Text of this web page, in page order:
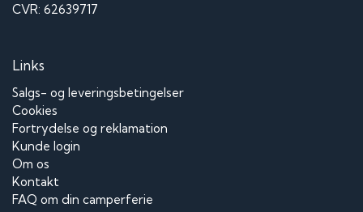
CVR: 62639717
Links
Salgs- og leveringsbetingelser
Cookies
Fortrydelse og reklamation
Kunde login
Om os
Kontakt
FAQ om din camperferie